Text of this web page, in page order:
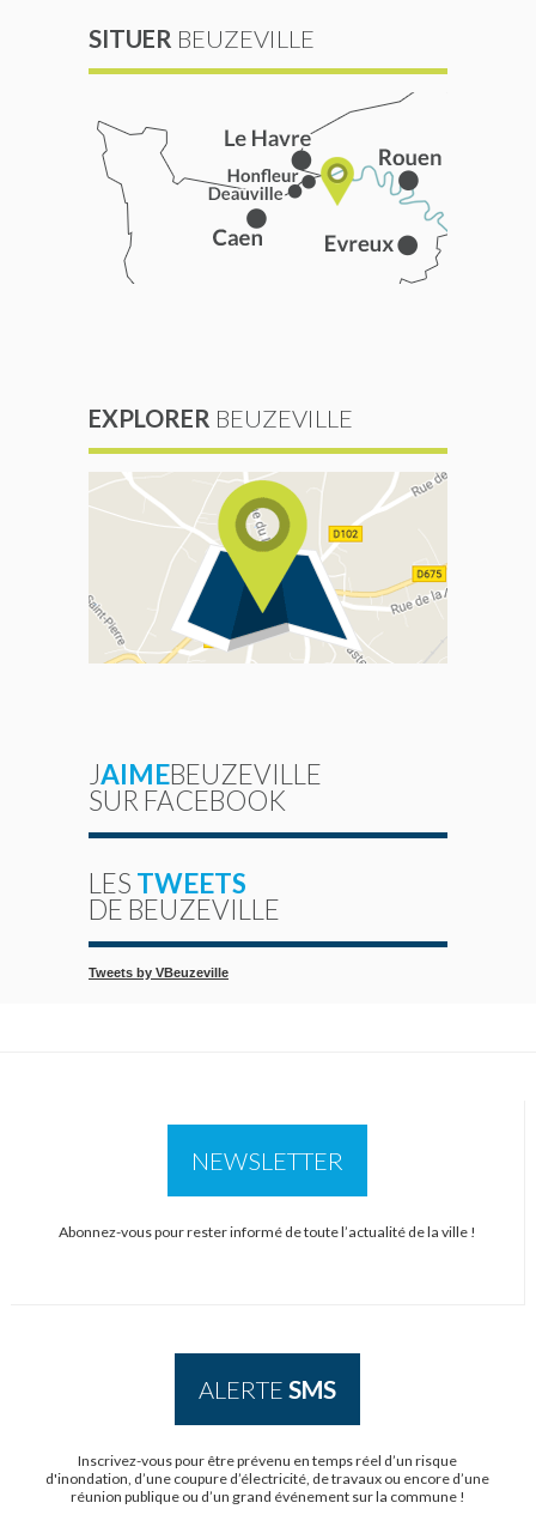
SITUER BEUZEVILLE
EXPLORER BEUZEVILLE
JAIMEBEUZEVILLE
SUR FACEBOOK
LES TWEETS
DE BEUZEVILLE
Tweets by VBeuzeville
NEWSLETTER
Abonnez-vous pour rester informé de toute l’actualité de la ville !
ALERTESMS
Inscrivez-vous pour être prévenu en temps réel d’un risque
d'inondation, d’une coupure d’électricité, de travaux ou encore d’une
réunion publique ou d’un grand événement sur la commune !